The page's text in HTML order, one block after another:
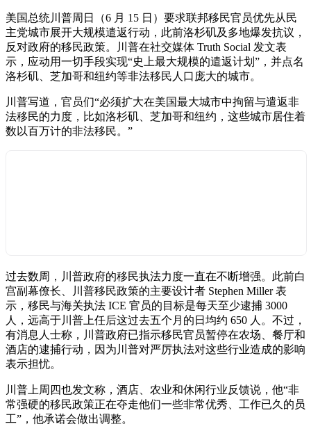
美国总统川普周日（6 月 15 日）要求联邦移民官员优先从民
主党城市展开大规模遣返行动，此前洛杉矶及多地爆发抗议，
反对政府的移民政策。川普在社交媒体 Truth Social 发文表
示，应动用一切手段实现“史上最大规模的遣返计划”，并点名
洛杉矶、芝加哥和纽约等非法移民人口庞大的城市。
川普写道，官员们“必须扩大在美国最大城市中拘留与遣返非
法移民的力度，比如洛杉矶、芝加哥和纽约，这些城市居住着
数以百万计的非法移民。”
过去数周，川普政府的移民执法力度一直在不断增强。此前白
宫副幕僚长、川普移民政策的主要设计者 Stephen Miller 表
示，移民与海关执法 ICE 官员的目标是每天至少逮捕 3000
人，远高于川普上任后这过去五个月的日均约 650 人。不过，
有消息人士称，川普政府已指示移民官员暂停在农场、餐厅和
酒店的逮捕行动，因为川普对严厉执法对这些行业造成的影响
表示担忧。
川普上周四也发文称，酒店、农业和休闲行业反馈说，他“非
常强硬的移民政策正在夺走他们一些非常优秀、工作已久的员
工”，他承诺会做出调整。